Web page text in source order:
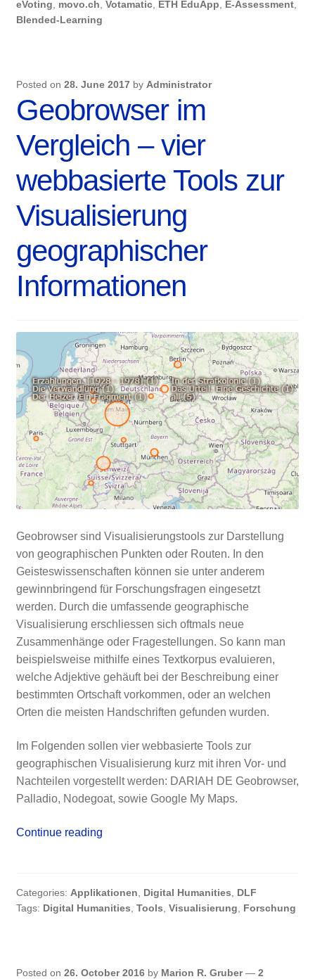
eVoting, movo.ch, Votamatic, ETH EduApp, E-Assessment,
Blended-Learning
Posted on 28. June 2017 by Administrator
Geobrowser im
Vergleich – vier
webbasierte Tools zur
Visualisierung
geographischer
Informationen
Geobrowser sind Visualisierungstools zur Darstellung
von geographischen Punkten oder Routen. In den
Geisteswissenschaften können sie unter anderem
gewinnbringend für Forschungsfragen eingesetzt
werden. Durch die umfassende geographische
Visualisierung erschliessen sich oftmals neue
Zusammenhänge oder Fragestellungen. So kann man
beispielsweise mithilfe eines Textkorpus evaluieren,
welche Adjektive gehäuft bei der Beschreibung einer
bestimmten Ortschaft vorkommen, oder an welchen
Orten die meisten Handschriften gefunden wurden.
Im Folgenden sollen vier webbasierte Tools zur
geographischen Visualisierung kurz mit ihren Vor- und
Nachteilen vorgestellt werden: DARIAH DE Geobrowser,
Palladio, Nodegoat, sowie Google My Maps.
Continue readingGeobrowser
vier
Visualisierung
Categories: Applikationen Digital Humanities
DLF
Tags: Digital Humanities Tools Visualisierung Forschung
Posted on 26. October 2016 by Marion R. Gruber — 2